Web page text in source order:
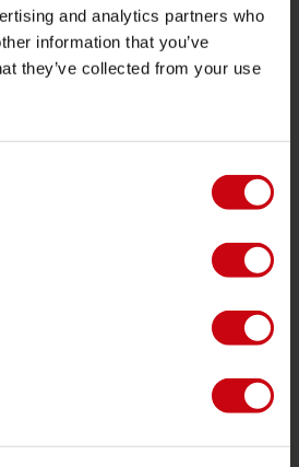
and analytics partners who
information that you’ve
they’ve collected from your use